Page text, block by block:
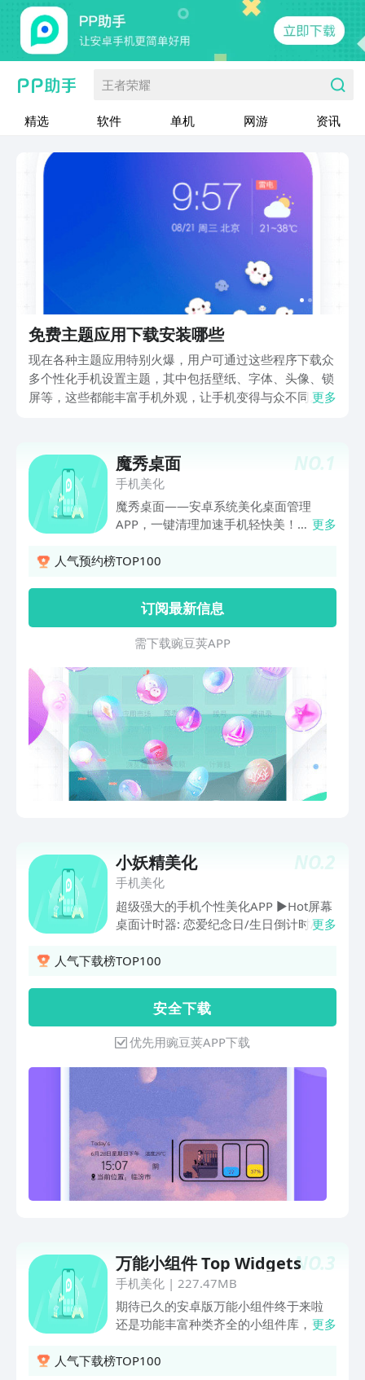
王者荣耀
精选 软件 单机 网游 资讯
免费主题应用下载安装哪些
现在各种主题应用特别火爆，用户可通过这些程序下载众
多个性化手机设置主题，其中包括壁纸、字体、头像、锁
屏等，这些都能丰富手机外观，让手机变得与众不同。那
需求制定合理的主题，打造独特个性，接下来小编推荐几
款免费主题app？
更多
NO.1
魔秀桌面
手机美化
魔秀桌面——安卓系统美化桌面管理
APP，一键清理加速手机轻快美！
题免费还可DIY主题制作； 【秀】壁纸不
机屏幕，魔秀主题大师陪你每一天；
【面】面俱到不如专注为美而生，个性视
频壁纸为你定制动态桌面； 【爱】壁纸
爱锁屏爱明星爱追求新鲜，精美个性动态
主题倾心为你； 【你】喜欢的爱豆卡通
动漫小可爱，魔秀主题管家精选主题等你
来； ==我们一直在努力== 【个性主
题】二次元宅腐基酷炫萌甜动态桌面任你
选，支持在线三步制作主题； 【手指魔
法】指尖滑动特效弥漫屏幕回味无穷，花
瓣仓鼠单身狗等百变魔法； 【桌面管
力清理垃圾； 【默认魔秀】长按桌面上
划设置默认桌面，锁定手机home键，桌
面不丢失哦～ *欢迎来撩*魔秀桌面qq
群：73687811 微信公众号：moxiu520
更多
人气预约榜TOP100
订阅最新信息
需 下 载 豌 豆 荚 A P P
NO.2
小妖精美化
手机美化
超级强大的手机个性美化APP ▶Hot屏幕
桌面计时器: 恋爱纪念日/生日倒计时/高
件 ▶锁屏壁纸制作：个性创意简约屏保
▶New桌面美化黑科技：桌面创意小组件
快速应用 ，让你秒变美化达人 ▶指尖特
效：屏幕新玩法！手指滑动屏幕满屏都是
爱豆的名字，超多字体呐！ ▶微信透明
皮肤：一键设置微信透明美化主题，效果
超nice. ▶网名头像：QQ空间赞个性网名
表情包小情侣恩爱必备个签 ▶动态壁
纸：海量超火素材资源，一键明星爱豆来
电秀 ▶换图标：一键把手机图标美化修
改成自己的喜欢的表情包/爱豆/动漫等系
列 ●功能介绍● *桌面美化黑科技 -帮你
打造一个专属于自己的手机个性桌面，不
件，方便快捷 *创意DIY锁屏 -手机锁屏终
于可以自己制作啦~ -个性锁屏，文字锁
屏，简约锁屏，进度条统统可以用在锁屏
上 -编辑修改简单一键下载，人人都可以
成为锁屏达人 *指尖特效 -随着指尖滑
动，屏幕出现飘落特效！ -这个功能我可
更多
人气下载榜TOP100
安 全 下 载
优先用豌豆荚APP下载
NO.3
万能小组件 Top Widgets
手机美化| 227.47MB
期待已久的安卓版万能小组件终于来啦
还是功能丰富种类齐全的小组件库，一如
多的更多，点击 获取 ，简单的操作，滑
更多
人气下载榜TOP100